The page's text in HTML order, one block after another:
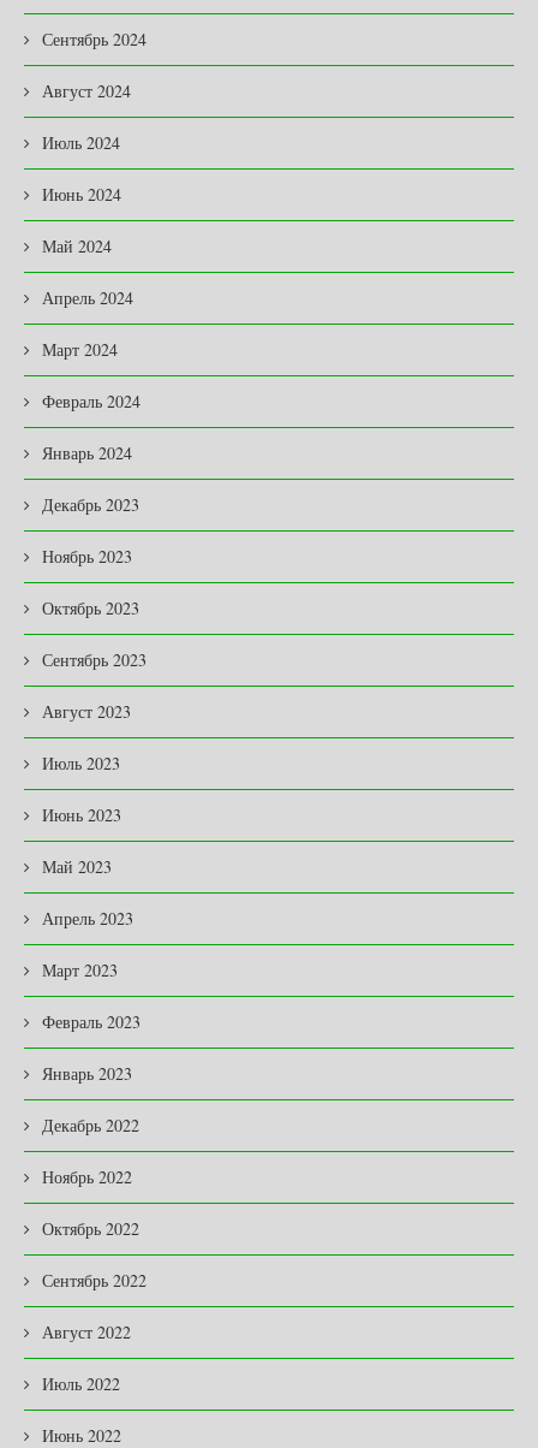
Сентябрь 2024
Август 2024
Июль 2024
Июнь 2024
Май 2024
Апрель 2024
Март 2024
Февраль 2024
Январь 2024
Декабрь 2023
Ноябрь 2023
Октябрь 2023
Сентябрь 2023
Август 2023
Июль 2023
Июнь 2023
Май 2023
Апрель 2023
Март 2023
Февраль 2023
Январь 2023
Декабрь 2022
Ноябрь 2022
Октябрь 2022
Сентябрь 2022
Август 2022
Июль 2022
Июнь 2022